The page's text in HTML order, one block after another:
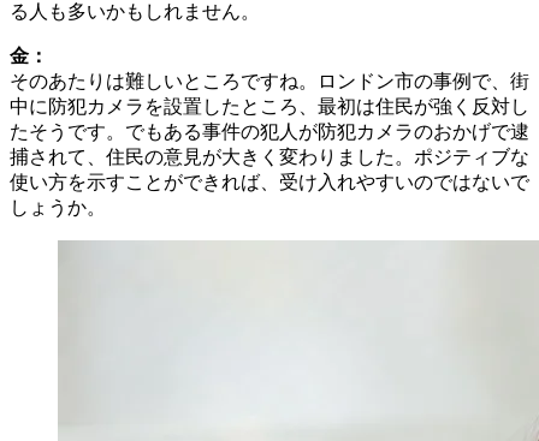
る人も多いかもしれません。
金：
そのあたりは難しいところですね。ロンドン市の事例で、街
中に防犯カメラを設置したところ、最初は住民が強く反対し
たそうです。でもある事件の犯人が防犯カメラのおかげで逮
捕されて、住民の意見が大きく変わりました。ポジティブな
使い方を示すことができれば、受け入れやすいのではないで
しょうか。